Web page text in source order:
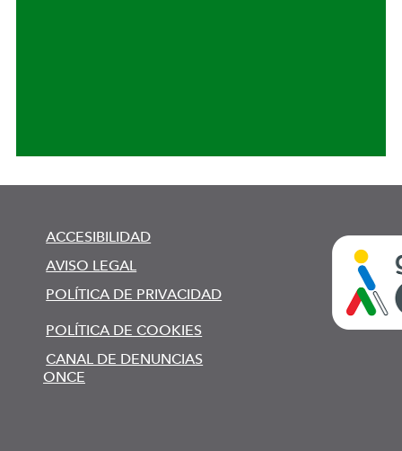
ACCESIBILIDAD
AVISO LEGAL
POLÍTICA DE PRIVACIDAD
POLÍTICA DE COOKIES
CANAL DE DENUNCIAS
ONCE